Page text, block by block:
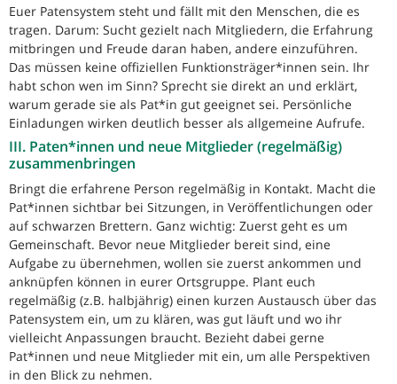
Euer Patensystem steht und fällt mit den Menschen, die es
tragen. Darum: Sucht gezielt nach Mitgliedern, die Erfahrung
mitbringen und Freude daran haben, andere einzuführen.
Das müssen keine offiziellen Funktionsträger*innen sein. Ihr
habt schon wen im Sinn? Sprecht sie direkt an und erklärt,
warum gerade sie als Pat*in gut geeignet sei. Persönliche
Einladungen wirken deutlich besser als allgemeine Aufrufe.
III. Paten*innen und neue Mitglieder (regelmäßig)
zusammenbringen
Bringt die erfahrene Person regelmäßig in Kontakt. Macht die
Pat*innen sichtbar bei Sitzungen, in Veröffentlichungen oder
auf schwarzen Brettern. Ganz wichtig: Zuerst geht es um
Gemeinschaft. Bevor neue Mitglieder bereit sind, eine
Aufgabe zu übernehmen, wollen sie zuerst ankommen und
anknüpfen können in eurer Ortsgruppe. Plant euch
regelmäßig (z.B. halbjährig) einen kurzen Austausch über das
Patensystem ein, um zu klären, was gut läuft und wo ihr
vielleicht Anpassungen braucht. Bezieht dabei gerne
Pat*innen und neue Mitglieder mit ein, um alle Perspektiven
in den Blick zu nehmen.